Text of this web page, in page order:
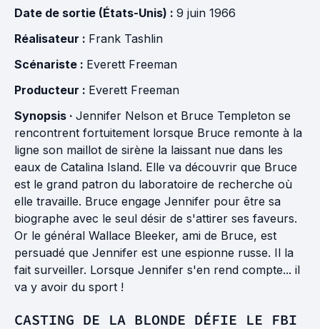
Date de sortie (États-Unis) : 9 juin 1966
Réalisateur : Frank Tashlin
Scénariste : Everett Freeman
Producteur : Everett Freeman
Synopsis · Jennifer Nelson et Bruce Templeton se
rencontrent fortuitement lorsque Bruce remonte à la
ligne son maillot de sirène la laissant nue dans les
eaux de Catalina Island. Elle va découvrir que Bruce
est le grand patron du laboratoire de recherche où
elle travaille. Bruce engage Jennifer pour être sa
biographe avec le seul désir de s'attirer ses faveurs.
Or le général Wallace Bleeker, ami de Bruce, est
persuadé que Jennifer est une espionne russe. Il la
fait surveiller. Lorsque Jennifer s'en rend compte... il
va y avoir du sport !
CASTING DE LA BLONDE DÉFIE LE FBI